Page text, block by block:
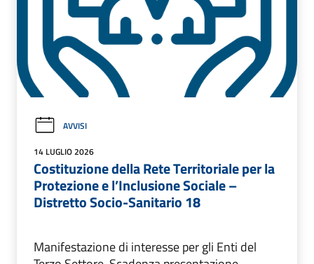
AVVISI
14 LUGLIO 2026
Costituzione della Rete Territoriale per la
Protezione e l’Inclusione Sociale –
Distretto Socio-Sanitario 18
Manifestazione di interesse per gli Enti del